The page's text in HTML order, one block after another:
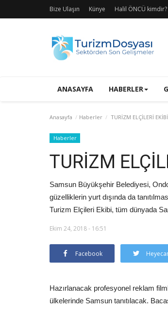
Bize Ulaşın Künye Halil ÖNCÜ kimdir?
ANASAYFA HABERLER
Anasayfa Haberler TURİZM ELÇİLERİ
Haberler
TURİZM
Samsun Büyükşehir Belediyesi,
güzelliklerin yurt dışında da
Turizm Elçileri Ekibi, tüm dünyada
Ekim 24, 2018 - 16:51
Facebook
Hazırlanacak profesyonel reklam
ülkelerinde Samsun tanıtılacak.